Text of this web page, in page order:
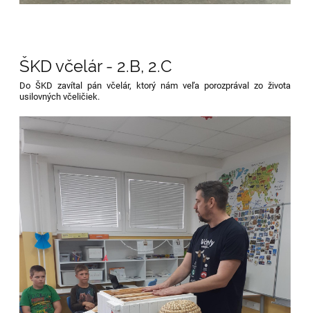
ŠKD včelár - 2.B, 2.C
Do ŠKD zavítal pán včelár, ktorý nám veľa porozprával zo života
usilovných včeličiek.